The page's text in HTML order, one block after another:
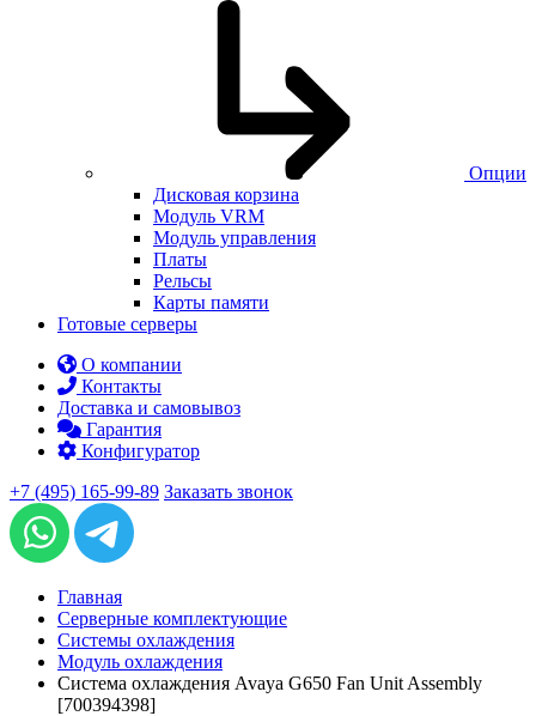
Опции
Дисковая корзина
Модуль VRM
Модуль управления
Платы
Рельсы
Карты памяти
Готовые серверы
О компании
Контакты
Доставка и самовывоз
Гарантия
Конфигуратор
+7 (495) 165-99-89 Заказать звонок
Главная
Серверные комплектующие
Системы охлаждения
Модуль охлаждения
Система охлаждения Avaya G650 Fan Unit Assembly
[700394398]